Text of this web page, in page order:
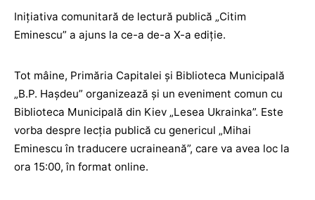
Inițiativa comunitară de lectură publică „Citim
Eminescu” a ajuns la ce-a de-a X-a ediție.
Tot mâine, Primăria Capitalei și Biblioteca Municipală
„B.P. Hașdeu” organizează și un eveniment comun cu
Biblioteca Municipală din Kiev „Lesea Ukrainka”. Este
vorba despre lecția publică cu genericul „Mihai
Eminescu în traducere ucraineană”, care va avea loc la
ora 15:00, în format online.